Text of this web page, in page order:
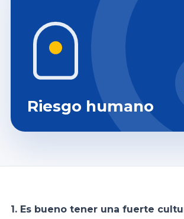
Riesgo humano
1. Es bueno tener una fuerte